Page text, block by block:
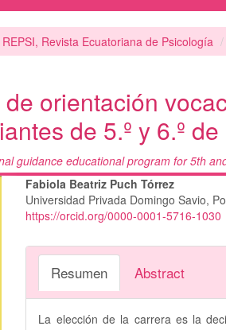
Revista Ecuatoriana de Psicología
orientación
de 5.º y 6.º
guidance educational program for 5th
Contenido
principal
del
artículo
Fabiola Beatriz Puch Tórrez
Universidad Privada Domingo Savio,
https://orcid.org/0000-0001-5716-1030
Resumen Abstract
La elección de la carrera es la